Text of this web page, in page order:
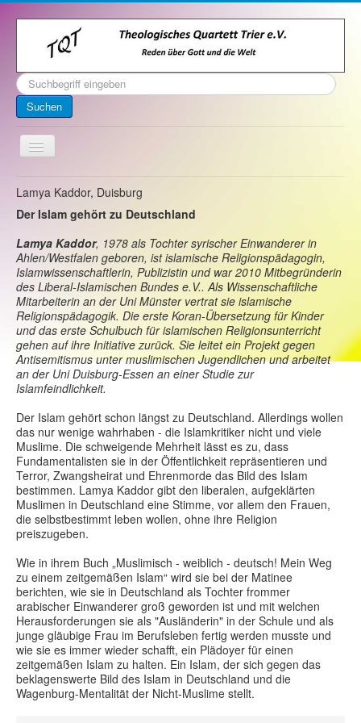
Suchen
...
Suchen
Toggle
Navigation
Startseite
Über uns
Kontakt
Veranstaltungen
Archiv
Impressum
Lamya Kaddor, Duisburg
Der Islam gehört zu Deutschland
Lamya Kaddor, 1978 als Tochter syrischer Einwanderer in
Ahlen/Westfalen geboren, ist islamische Religionspädagogin,
Islamwissenschaftlerin, Publizistin und war 2010 Mitbegründerin
des Liberal-Islamischen Bundes e.V.. Als Wissenschaftliche
Mitarbeiterin an der Uni Münster vertrat sie islamische
Religionspädagogik. Die erste Koran-Übersetzung für Kinder
und das erste Schulbuch für islamischen Religionsunterricht
gehen auf ihre Initiative zurück. Sie leitet ein Projekt gegen
Antisemitismus unter muslimischen Jugendlichen und arbeitet
an der Uni Duisburg-Essen an einer Studie zur
Islamfeindlichkeit.
Der Islam gehört schon längst zu Deutschland. Allerdings wollen
das nur wenige wahrhaben - die Islamkritiker nicht und viele
Muslime. Die schweigende Mehrheit lässt es zu, dass
Fundamentalisten sie in der Öffentlichkeit repräsentieren und
Terror, Zwangsheirat und Ehrenmorde das Bild des Islam
bestimmen. Lamya Kaddor gibt den liberalen, aufgeklärten
Muslimen in Deutschland eine Stimme, vor allem den Frauen,
die selbstbestimmt leben wollen, ohne ihre Religion
preiszugeben.
Wie in ihrem Buch „Muslimisch - weiblich - deutsch! Mein Weg
zu einem zeitgemäßen Islam“ wird sie bei der Matinee
berichten, wie sie in Deutschland als Tochter frommer
arabischer Einwanderer groß geworden ist und mit welchen
Herausforderungen sie als "Ausländerin" in der Schule und als
junge gläubige Frau im Berufsleben fertig werden musste und
wie sie es immer wieder schafft, ein Plädoyer für einen
zeitgemäßen Islam zu halten. Ein Islam, der sich gegen das
beklagenswerte Bild des Islam in Deutschland und die
Wagenburg-Mentalität der Nicht-Muslime stellt.